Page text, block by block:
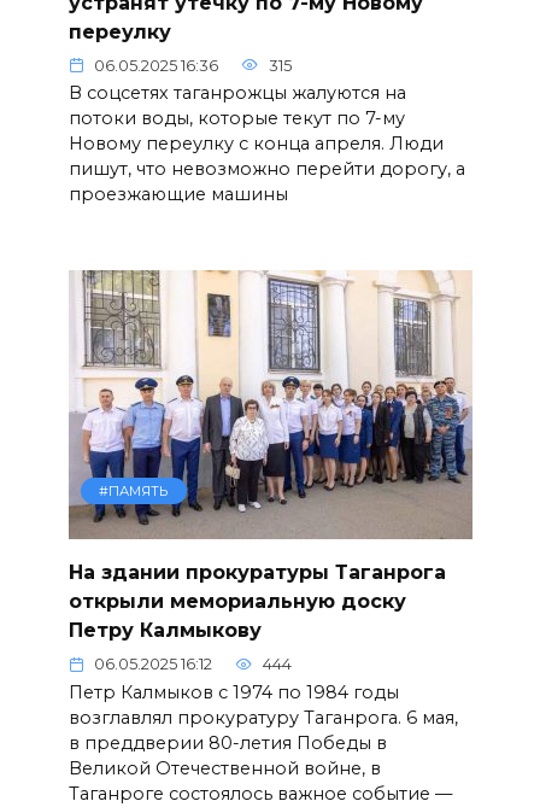
переулку
06.05.2025 16:36 315
В соцсетях таганрожцы жалуются на
потоки воды, которые текут по 7-му
Новому переулку с конца апреля. Люди
пишут, что невозможно перейти дорогу, а
проезжающие машины
#ПАМЯТЬ
На здании прокуратуры Таганрога
открыли мемориальную доску
Петру Калмыкову
06.05.2025 16:12 444
Петр Калмыков с 1974 по 1984 годы
возглавлял прокуратуру Таганрога. 6 мая,
в преддверии 80-летия Победы в
Великой Отечественной войне, в
Таганроге состоялось важное событие —